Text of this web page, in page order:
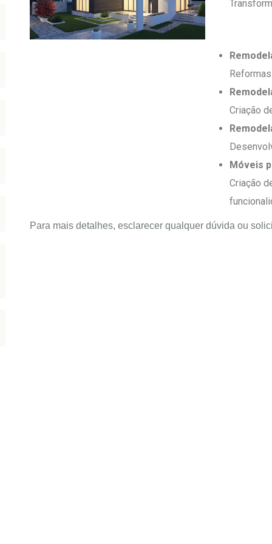
Criação
Móveis
Criação
Para mais detalhes, esclarecer qualquer dúvida ou